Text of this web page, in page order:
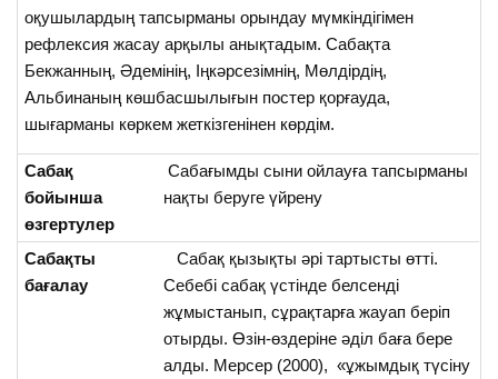
оқушылардың тапсырманы орындау мүмкіндігімен
рефлексия жасау арқылы анықтадым. Сабақта
Бекжанның, Әдемінің, Іңкәрсезімнің, Мөлдірдің,
Альбинаның көшбасшылығын постер қорғауда,
шығарманы көркем жеткізгенінен көрдім.
Сабақ
бойынша
өзгертулер
Сабағымды сыни ойлауға тапсырманы
нақты беруге үйрену
Сабақты
бағалау
Сабақ қызықты әрі тартысты өтті.
Себебі сабақ үстінде белсенді
жұмыстанып, сұрақтарға жауап беріп
отырды. Өзін-өздеріне әділ баға бере
алды. Мерсер (2000), «ұжымдық түсіну